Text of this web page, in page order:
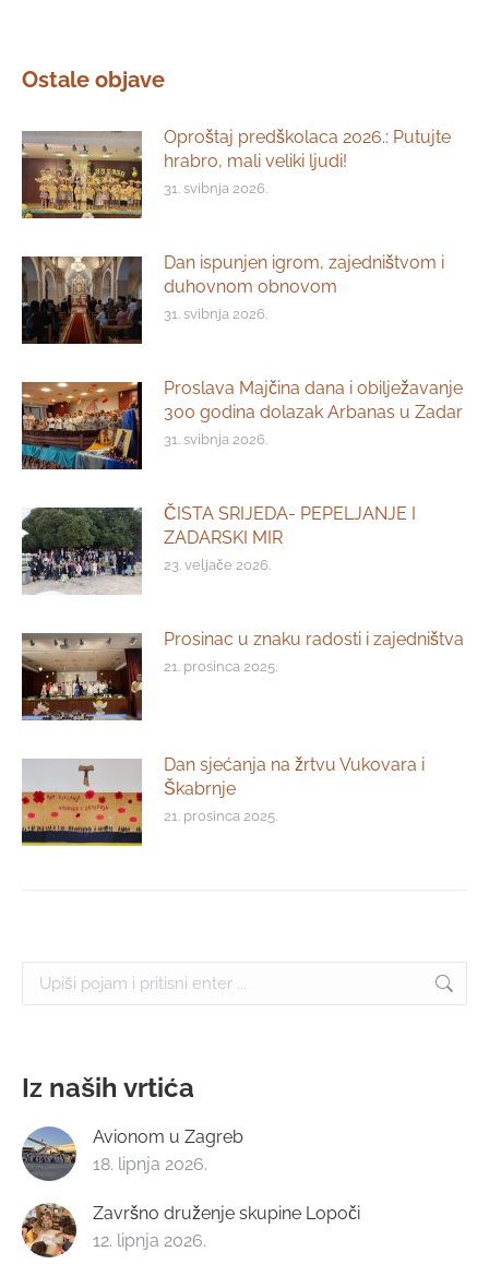
Ostale objave
Oproštaj predškolaca 2026.: Putujte
hrabro, mali veliki ljudi!
31. svibnja 2026.
Dan ispunjen igrom, zajedništvom i
duhovnom obnovom
31. svibnja 2026.
Proslava Majčina dana i obilježavanje
300 godina dolazak Arbanas u Zadar
31. svibnja 2026.
ČISTA SRIJEDA- PEPELJANJE I
ZADARSKI MIR
23. veljače 2026.
Prosinac u znaku radosti i zajedništva
21. prosinca 2025.
Dan sjećanja na žrtvu Vukovara i
Škabrnje
21. prosinca 2025.
Search:
Iz naših vrtića
Avionom u Zagreb
18. lipnja 2026.
Završno druženje skupine Lopoči
12. lipnja 2026.